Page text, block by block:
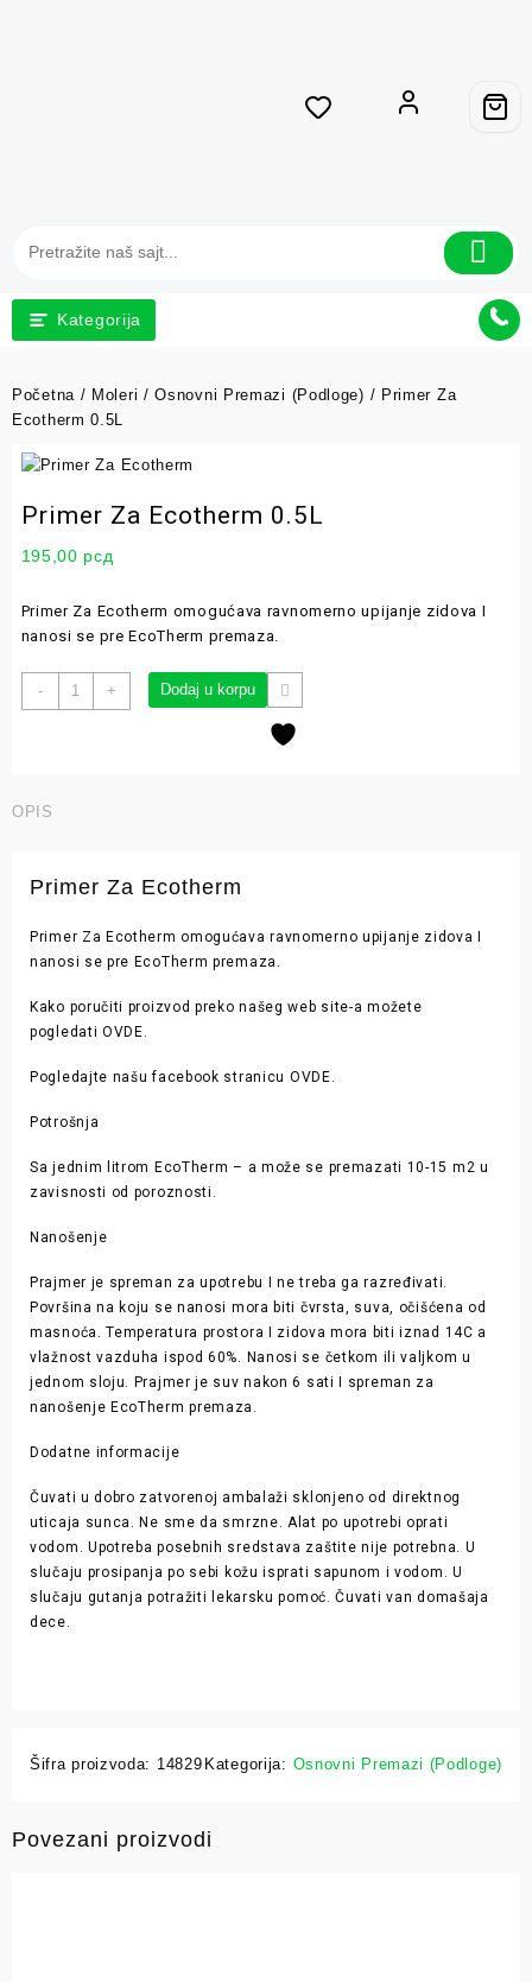
Kategorija
Početna / Moleri /Osnovni Premazi (Podloge) / Primer Za
Ecotherm 0.5L
Primer Za Ecotherm 0.5L
195,00 рсд
Primer Za Ecotherm omogućava ravnomerno upijanje zidova I
nanosi se pre EcoTherm premaza.
- + Dodaj u korpu
OPIS
Primer Za Ecotherm
Primer Za Ecotherm omogućava ravnomerno upijanje zidova I
nanosi se pre EcoTherm premaza.
Kako poručiti proizvod preko našeg web site-a možete
pogledatiOVDE
Pogledajte našu facebook stranicu OVDE
Potrošnja
Sa jednim litrom EcoTherm – a može se premazati 10-15 m2 u
zavisnosti od poroznosti.
Nanošenje
Prajmer je spreman za upotrebu I ne treba ga razređivati.
Površina na koju se nanosi mora biti čvrsta, suva, očišćena od
masnoća. Temperatura prostora I zidova mora biti iznad 14C a
vlažnost vazduha ispod 60%. Nanosi se četkom ili valjkom u
jednom sloju. Prajmer je suv nakon 6 sati I spreman za
nanošenje EcoTherm premaza.
Dodatne informacije
Čuvati u dobro zatvorenoj ambalaži sklonjeno od direktnog
uticaja sunca. Ne sme da smrzne. Alat po upotrebi oprati
vodom. Upotreba posebnih sredstava zaštite nije potrebna. U
slučaju prosipanja po sebi kožu isprati sapunom i vodom. U
slučaju gutanja potražiti lekarsku pomoć. Čuvati van domašaja
dece.
Šifra proizvoda: 14829 Kategorija: Osnovni Premazi (Podloge)
Povezani proizvodi